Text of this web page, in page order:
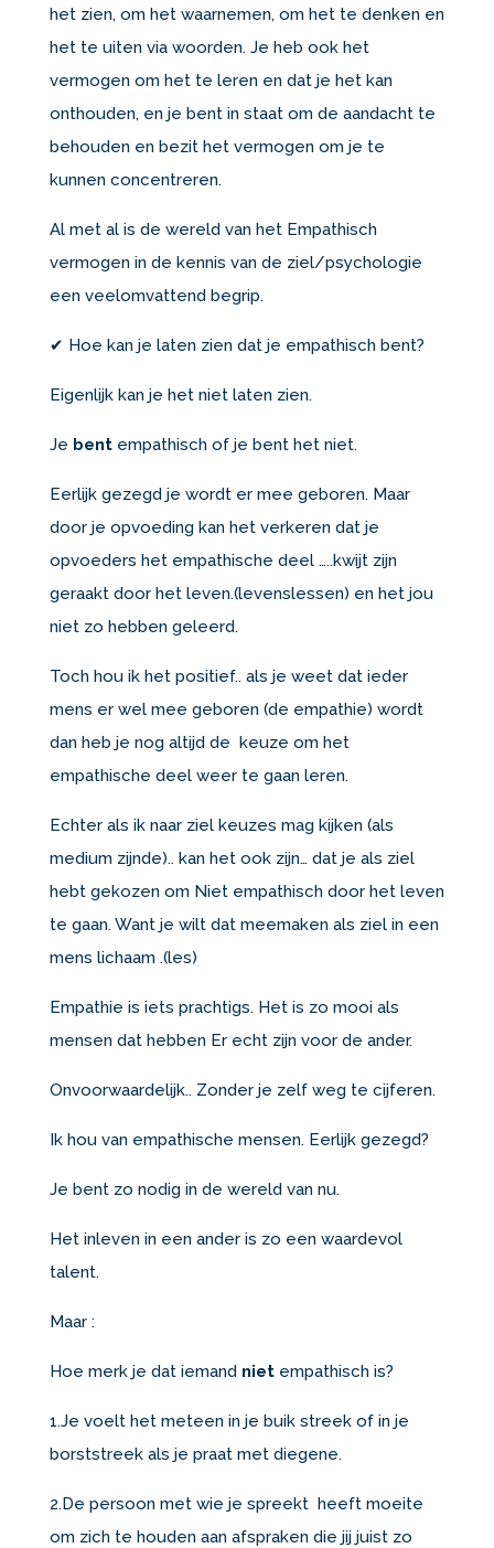
het zien, om het waarnemen, om het te denken en
het te uiten via woorden. Je heb ook het
vermogen om het te leren en dat je het kan
onthouden, en je bent in staat om de aandacht te
behouden en bezit het vermogen om je te
kunnen concentreren.
Al met al is de wereld van het Empathisch
vermogen in de kennis van de ziel/psychologie
een veelomvattend begrip.
✔ Hoe kan je laten zien dat je empathisch bent?
Eigenlijk kan je het niet laten zien.
Je bentempathisch of je bent het niet.
Eerlijk gezegd je wordt er mee geboren. Maar
door je opvoeding kan het verkeren dat je
opvoeders het empathische deel …..kwijt zijn
geraakt door het leven.(levenslessen) en het jou
niet zo hebben geleerd.
Toch hou ik het positief.. als je weet dat ieder
mens er wel mee geboren (de empathie) wordt
dan heb je nog altijd de keuze om het
empathische deel weer te gaan leren.
Echter als ik naar ziel keuzes mag kijken (als
medium zijnde).. kan het ook zijn… dat je als ziel
hebt gekozen om Niet empathisch door het leven
te gaan. Want je wilt dat meemaken als ziel in een
mens lichaam .(les)
Empathie is iets prachtigs. Het is zo mooi als
mensen dat hebben Er echt zijn voor de ander.
Onvoorwaardelijk.. Zonder je zelf weg te cijferen.
Ik hou van empathische mensen. Eerlijk gezegd?
Je bent zo nodig in de wereld van nu.
Het inleven in een ander is zo een waardevol
talent.
Maar :
Hoe merk je dat iemand niet empathisch is?
1.Je voelt het meteen in je buik streek of in je
borststreek als je praat met diegene.
2.De persoon met wie je spreekt heeft moeite
om zich te houden aan afspraken die jij juist zo